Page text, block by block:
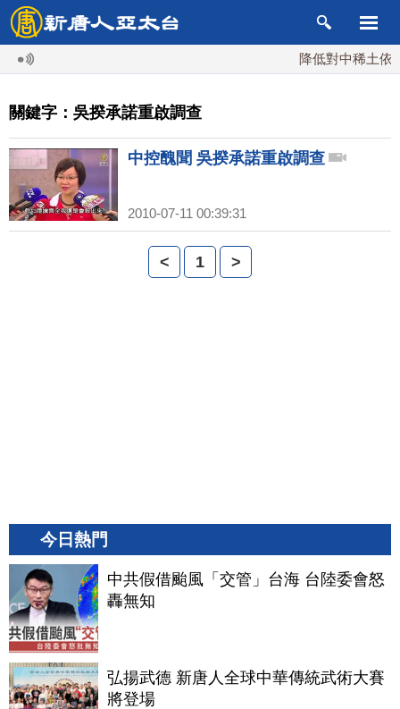
降低對中稀土依
關鍵字：吳揆承諾重啟調查
中控醜聞 吳揆承諾重啟調查
2010-07-11 00:39:31
< 1 >
今日熱門
中共假借颱風「交管」台海 台陸委會怒
轟無知
弘揚武德 新唐人全球中華傳統武術大賽
將登場